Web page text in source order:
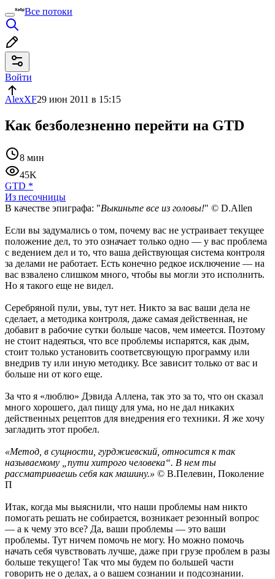
Все потоки
Войти
AlexXF29 июн 2011 в 15:15
Как безболезненно перейти на GTD
8 мин
45K
GTD *
Из песочницы
В качестве эпиграфа: "Выкиньте все из головы!" © D.Allen
Если вы задумались о том, почему вас не устраивает текущее
положение дел, то это означает только одно — у вас проблема
с ведением дел и то, что ваша действующая система контроля
за делами не работает. Есть конечно редкое исключение — на
вас взвалено слишком много, чтобы вы могли это исполнить.
Но я такого еще не видел.
Серебряной пули, увы, тут нет. Никто за вас ваши дела не
сделает, а методика контроля, даже самая действенная, не
добавит в рабочие сутки больше часов, чем имеется. Поэтому
не стоит надеяться, что все проблемы испарятся, как дым,
стоит только установить соответсвующую программу или
внедрив ту или иную методику. Все зависит только от вас и
больше ни от кого еще.
За что я «люблю» Дэвида Аллена, так это за то, что он сказал
много хорошего, дал пищу для ума, но не дал никаких
действенных рецептов для внедрения его техники. Я же хочу
загладить этот пробел.
«Метод, в сущности, гурджиевский, относится к так
называемому „пути хитрого человека“. В нем ты
рассматриваешь себя как машину.» © В.Пелевин, Поколение
П
Итак, когда мы выяснили, что наши проблемы нам никто
помогать решать не собирается, возникает резонный вопрос
— а к чему это все? Да, ваши проблемы — это ваши
проблемы. Тут ничем помочь не могу. Но можно помочь
начать себя чувствовать лучше, даже при грузе проблем в разы
больше текущего! Так что мы будем по большей части
говорить не о делах, а о вашем сознании и подсознании.